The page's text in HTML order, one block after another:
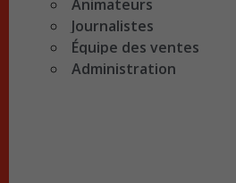
Animateurs
Journalistes
Équipe des ventes
Administration